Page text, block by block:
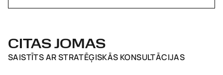
CITAS JOMAS
SAISTĪTS ARSTRATĒĢISKĀS KONSULTĀCIJAS